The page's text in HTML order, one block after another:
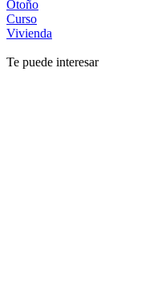
Otoño
Curso
Vivienda
Te puede interesar